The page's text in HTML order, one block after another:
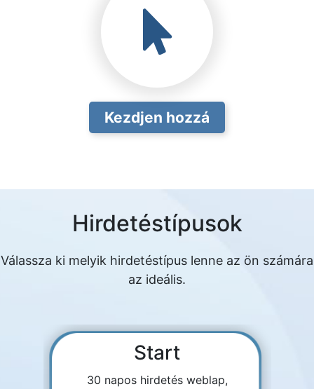
Kezdjen hozzá
Hirdetéstípusok
Válassza ki melyik hirdetéstípus lenne az ön számára
az ideális.
Start
30 napos hirdetés weblap,